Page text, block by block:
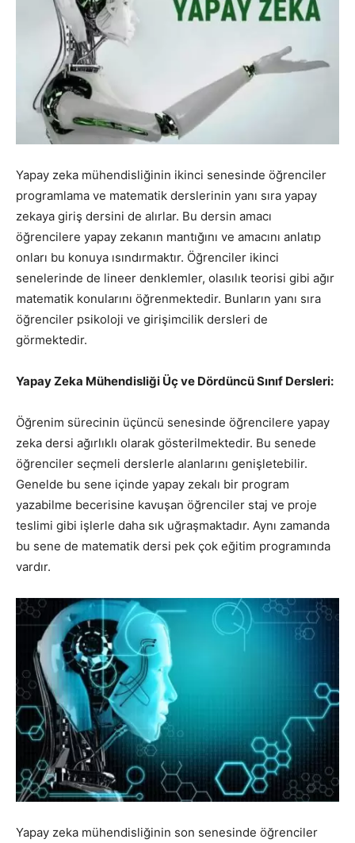
Yapay zeka mühendisliğinin ikinci senesinde öğrenciler
programlama ve matematik derslerinin yanı sıra yapay
zekaya giriş dersini de alırlar. Bu dersin amacı
öğrencilere yapay zekanın mantığını ve amacını anlatıp
onları bu konuya ısındırmaktır. Öğrenciler ikinci
senelerinde de lineer denklemler, olasılık teorisi gibi ağır
matematik konularını öğrenmektedir. Bunların yanı sıra
öğrenciler psikoloji ve girişimcilik dersleri de
görmektedir.
Yapay Zeka Mühendisliği Üç ve Dördüncü Sınıf Dersleri:
Öğrenim sürecinin üçüncü senesinde öğrencilere yapay
zeka dersi ağırlıklı olarak gösterilmektedir. Bu senede
öğrenciler seçmeli derslerle alanlarını genişletebilir.
Genelde bu sene içinde yapay zekalı bir program
yazabilme becerisine kavuşan öğrenciler staj ve proje
teslimi gibi işlerle daha sık uğraşmaktadır. Aynı zamanda
bu sene de matematik dersi pek çok eğitim programında
vardır.
Yapay zeka mühendisliğinin son senesinde öğrenciler